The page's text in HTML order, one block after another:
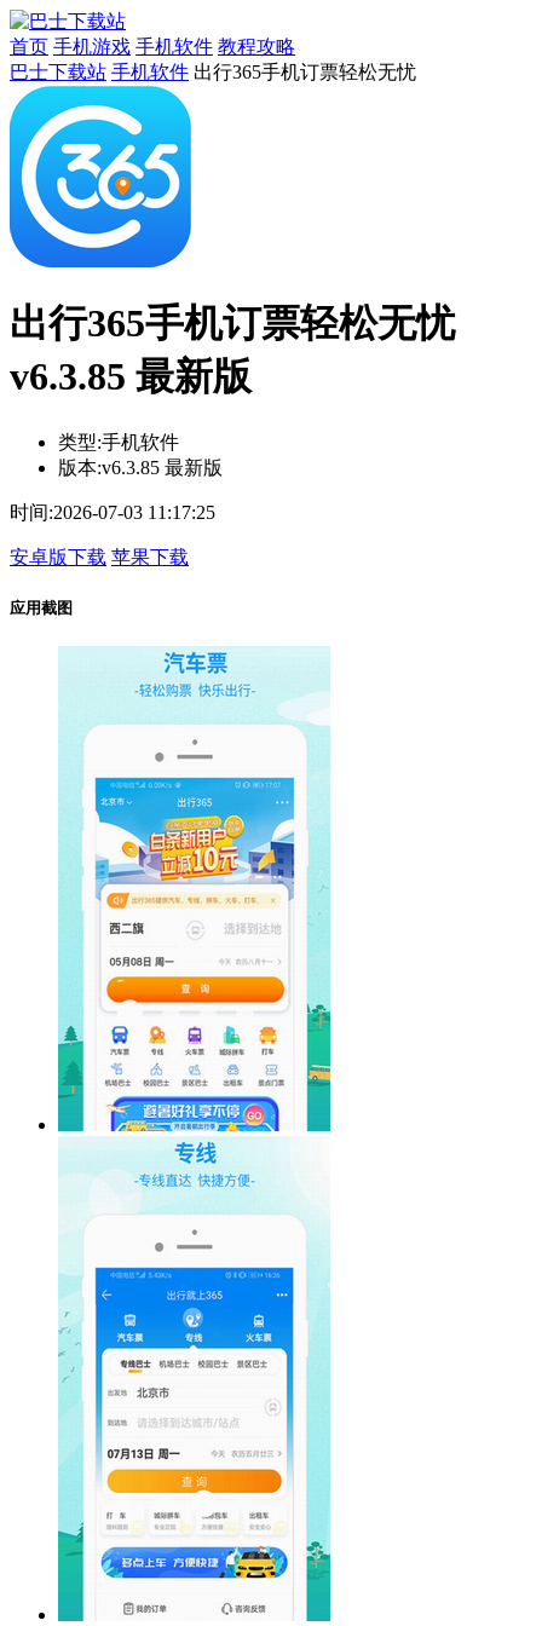
首页 手机游戏 手机软件 教程攻略
巴士下载站 手机软件 出行365手机订票轻松无忧
出行365手机订票轻松无忧
v6.3.85 最新版
类型:手机软件
版本:v6.3.85 最新版
时间:2026-07-03 11:17:25
安卓版下载 苹果下载
应用截图